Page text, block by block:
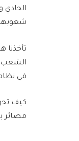
تأخذنا
الشعب،
في
كيف
مصائر